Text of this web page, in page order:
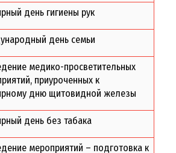
день гигиены рук
день семьи
медико-просветительных
приуроченных к
дню щитовидной железы
день без табака
мероприятий – подготовка к